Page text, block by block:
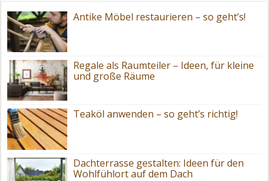
Antike Möbel restaurieren – so geht’s!
Regale als Raumteiler – Ideen, für kleine
und große Räume
Teaköl anwenden – so geht’s richtig!
Dachterrasse gestalten: Ideen für den
Wohlfühlort auf dem Dach